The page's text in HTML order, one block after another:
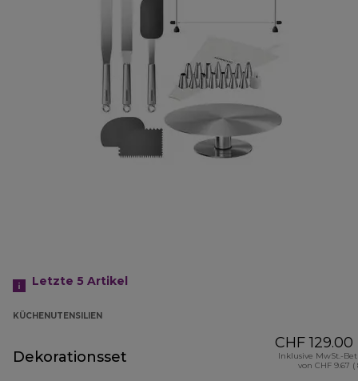
Letzte 5 Artikel
KÜCHENUTENSILIEN
Dekorationsset
CHF 129.00
Inklusive MwSt.-
von CHF 9.67 (